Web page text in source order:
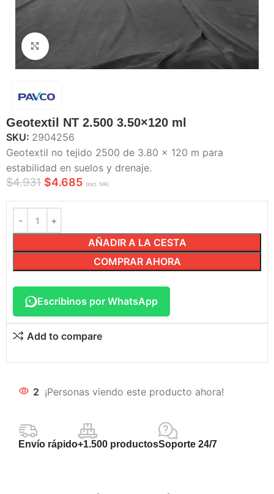
Haga Click para agrandar
Geotextil NT 2.500 3.50×120 ml
SKU: 2904256
Geotextil no tejido 2500 de 3.80 x 120 m para
estabilidad en suelos y drenaje.
$4.931 $4.685 (incl. IVA)
AÑADIR A LA CESTA
COMPRAR AHORA
Escribinos por WhatsApp
Add to compare
2 ¡Personas viendo este producto ahora!
Envío rápido+1.500 productosSoporte 24/7